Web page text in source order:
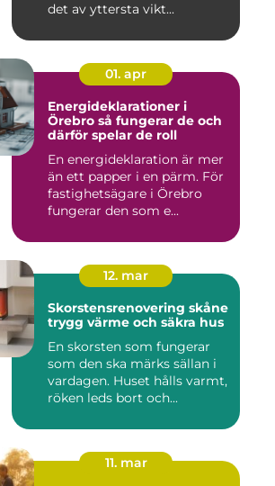
det av yttersta vikt...
01. apr
Energideklarationer i
Örebro så fungerar de och
därför spelar de roll
En energideklaration är mer
än ett papper i en pärm. För
fastighetsägare i Örebro
fungerar den som e...
12. mar
Skorstensrenovering skåne
trygg värme och säkra hus
En skorsten som fungerar
som den ska märks sällan i
vardagen. Huset hålls varmt,
röken leds bort och...
11. mar